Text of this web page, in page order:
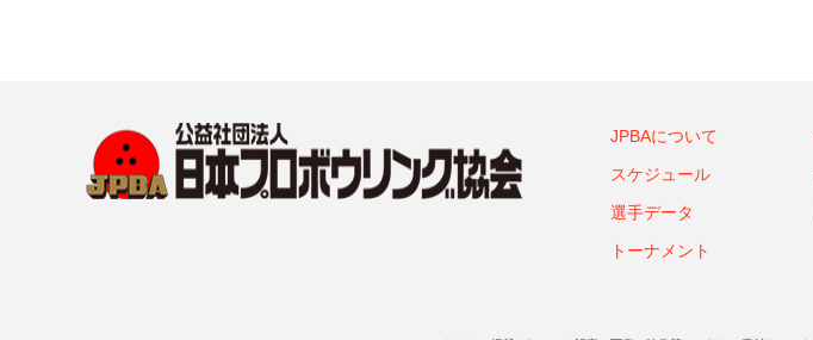
JPBAについて
スケジュール
選手データ
トーナメント